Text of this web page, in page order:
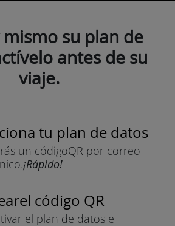
mismo su plan de
antes de su
viaje.
tu plan de datos
un códigoQR por correo
¡Rápido!
el código QR
el plan de datos e